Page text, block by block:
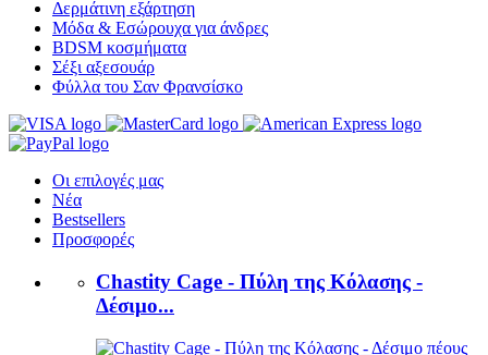
Δερμάτινη εξάρτηση
Μόδα & Εσώρουχα για άνδρες
BDSM κοσμήματα
Σέξι αξεσουάρ
Φύλλα του Σαν Φρανσίσκο
Οι επιλογές μας
Νέα
Bestsellers
Προσφορές
Chastity Cage - Πύλη της Κόλασης -
Δέσιμο...